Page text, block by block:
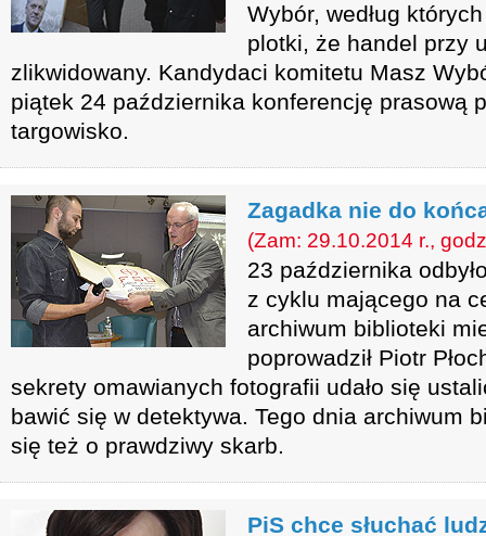
Wybór, według
plotki, że handel przy
zlikwidowany. Kandydaci komitetu Masz
piątek 24 października konferencję prasową
targowisko.
Zagadka nie do
(Zam: 29.10.2014 r.,
23 października
z cyklu mającego na
archiwum biblioteki
poprowadził Piotr
sekrety omawianych fotografii udało się
bawić się w detektywa. Tego dnia archiwum
się też o prawdziwy skarb.
PiS chce słuchać